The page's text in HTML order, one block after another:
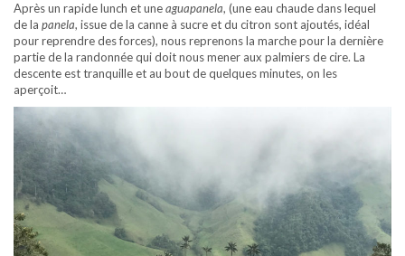
Après un rapide lunch et uneaguapanela, (une eau chaude dans lequel
de la panela, issue de la canne à sucre et du citron sont ajoutés, idéal
pour reprendre des forces), nous reprenons la marche pour la dernière
partie de la randonnée qui doit nous mener aux palmiers de cire. La
descente est tranquille et au bout de quelques minutes, on les
aperçoit…